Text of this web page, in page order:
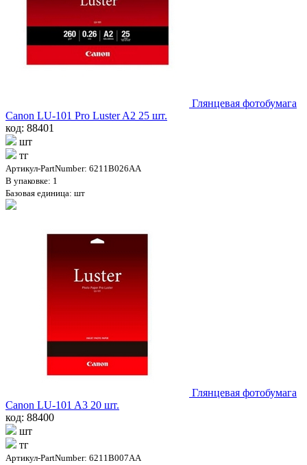
Глянцевая фотобумага
Canon LU-101 Pro Luster A2 25 шт.
код: 88401
шт
тг
Артикул-PartNumber: 6211B026AA
В упаковке: 1
Базовая единица: шт
Глянцевая фотобумага
Canon LU-101 A3 20 шт.
код: 88400
шт
тг
Артикул-PartNumber: 6211B007AA